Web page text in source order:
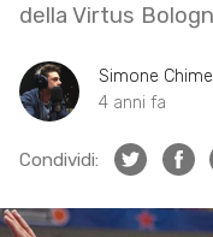
della Virtus
Simone
4 anni fa
Condividi: